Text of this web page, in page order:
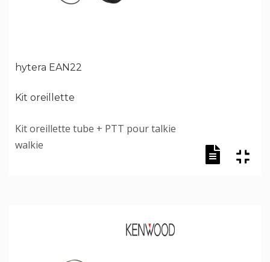
hytera EAN22
Kit oreillette
Kit oreillette tube + PTT pour talkie
walkie